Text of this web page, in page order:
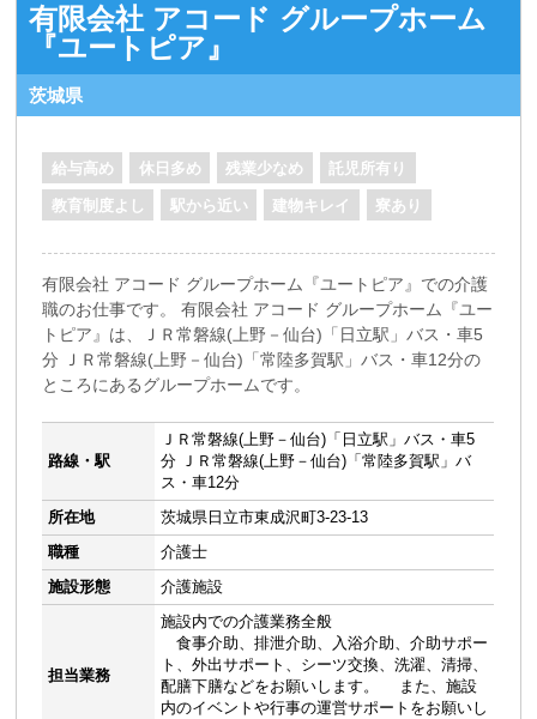
有限会社 アコード グループホーム
『ユートピア』
茨城県
給与高め 休日多め 残業少なめ 託児所有り
教育制度よし 駅から近い 建物キレイ 寮あり
有限会社 アコード グループホーム『ユートピア』での介護
職のお仕事です。 有限会社 アコード グループホーム『ユー
トピア』は、ＪＲ常磐線(上野－仙台)「日立駅」バス・車5
分 ＪＲ常磐線(上野－仙台)「常陸多賀駅」バス・車12分の
ところにあるグループホームです。
路線・駅
ＪＲ常磐線(上野－仙台)「日立駅」バス・車5
分 ＪＲ常磐線(上野－仙台)「常陸多賀駅」バ
ス・車12分
所在地
茨城県日立市東成沢町3-23-13
職種
介護士
施設形態
介護施設
担当業務
施設内での介護業務全般
食事介助、排泄介助、入浴介助、介助サポー
ト、外出サポート、シーツ交換、洗濯、清掃、
配膳下膳などをお願いします。 また、施設
内のイベントや行事の運営サポートをお願いし